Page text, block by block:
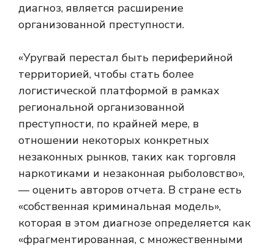
диагноз, является расширение
организованной преступности.
«Уругвай перестал быть периферийной
территорией, чтобы стать более
логистической платформой в рамках
региональной организованной
преступности, по крайней мере, в
отношении некоторых конкретных
незаконных рынков, таких как торговля
наркотиками и незаконная рыболовство»,
— оценить авторов отчета. В стране есть
«собственная криминальная модель»,
которая в этом диагнозе определяется как
«фрагментированная, с множественными